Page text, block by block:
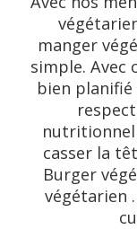
manger
simple. Avec
bien planifié
casser la
Burger
végétarien